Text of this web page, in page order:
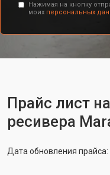
Нажимая на кнопку
моих персональных
Прайс лист
ресивера
Дата обновления прайса: